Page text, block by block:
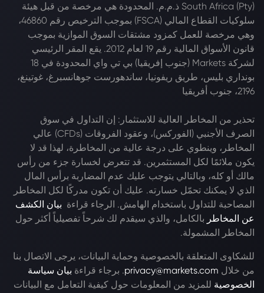
South Africa (Pty) ذ.م.م. المحدودة هي مرخصة من قبل هيئة
سلوكيات القطاع المالي (FSCA) بموجب الترخيص رقم 46860،
وهي مرخصة للعمل كمزود مشتقات السوق الموازية بموجب
قانون الأسواق المالية رقم 19 لعام 2012. يقع المقر الرئيسي
لشركة Markets (جنوب إفريقيا) بي تي واي المحدودة في 18
بونداري بليس، طريق ريفونيا، ساندهورست جوهانسبرغ، غوتينغ،
2196، جنوب أفريقيا
تحذير من المخاطر العالية للاستثمار: إن التداول في سوق
الصرف الأجنبي (الفوركس)، وعقود الفروقات (CFDs) عالي
المخاطر، وينطوي على درجة عالية من المخاطرة، لهذا قد لا
يكون ملائمًا لكل المستثمرين. قد تتعرض لخسارة جزء من رأس
مالك أو كله، وبالتالي يتوجب عليك عدم المضاربة برأس المال
الذي لا يمكنك تحمّل خسارته. عليك أن تكون مدركًا لكل المخاطر
المصاحبة للتداول باستخدام الهامش. الرجاء قراءة بيان الكشف
عن المخاطر بالكامل، والذي سيقدم لك شرحاً تفصيلياً أكثر حول
المخاطر المشمولة.
للشكاوى المتعلقة بالخصوصية وحماية البيانات، يرجى الاتصال بنا
من خلال privacy@markets.com. برجاء قراءة بيان سياسة
الخصوصية للمزيد من المعلومات حول كيفية التعامل مع البيانات